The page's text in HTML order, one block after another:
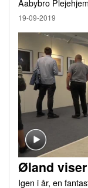
Aabybro Plejehjem
19-09-2019
Øland
Igen i år, en